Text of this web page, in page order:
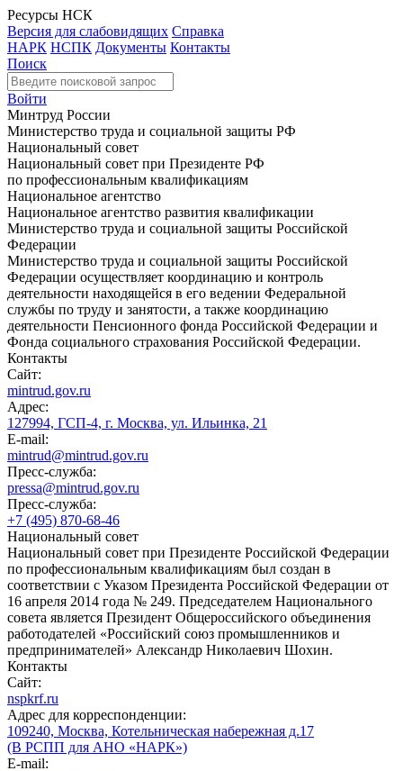
Ресурсы НСК
Версия для слабовидящих Справка
НАРК НСПК Документы Контакты
Поиск
Войти
Минтруд России
Министерство труда и социальной защиты РФ
Национальный совет
Национальный совет при Президенте РФ
по профессиональным квалификациям
Национальное агентство
Национальное агентство развития квалификации
Министерство труда и социальной защиты Российской
Федерации
Министерство труда и социальной защиты Российской
Федерации осуществляет координацию и контроль
деятельности находящейся в его ведении Федеральной
службы по труду и занятости, а также координацию
деятельности Пенсионного фонда Российской Федерации и
Фонда социального страхования Российской Федерации.
Контакты
Сайт:
mintrud.gov.ru
Адрес:
127994, ГСП-4, г. Москва, ул. Ильинка, 21
E-mail:
mintrud@mintrud.gov.ru
Пресс-служба:
pressa@mintrud.gov.ru
Пресс-служба:
+7 (495) 870-68-46
Национальный совет
Национальный совет при Президенте Российской Федерации
по профессиональным квалификациям был создан в
соответствии с Указом Президента Российской Федерации от
16 апреля 2014 года № 249. Председателем Национального
совета является Президент Общероссийского объединения
работодателей «Российский союз промышленников и
предпринимателей» Александр Николаевич Шохин.
Контакты
Сайт:
nspkrf.ru
Адрес для корреспонденции:
109240, Москва, Котельническая набережная д.17
(В РСПП для АНО «НАРК»)
E-mail: